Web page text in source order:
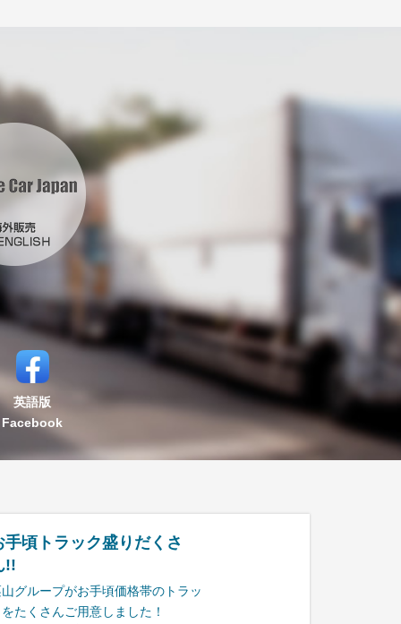
英語版
Facebook
手頃トラック盛りだくさ
!!
グループがお手頃価格帯のトラッ
たくさんご用意しました！